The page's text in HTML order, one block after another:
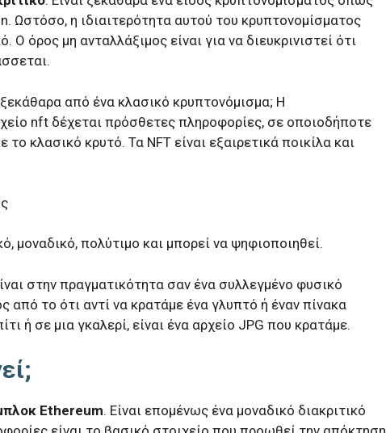
Ωστόσο, η ιδιαιτερότητα αυτού του κρυπτονομίσματος
Ο όρος μη ανταλλάξιμος είναι για να διευκρινιστεί ότι
ξεκάθαρα από ένα κλασικό κρυπτονόμισμα; Η
nft δέχεται πρόσθετες πληροφορίες, σε οποιοδήποτε
το κλασικό κρυτό. Τα NFT είναι εξαιρετικά ποικίλα και
μοναδικό, πολύτιμο και μπορεί να ψηφιοποιηθεί.
στην πραγματικότητα σαν ένα συλλεγμένο φυσικό
από το ότι αντί να κρατάμε ένα γλυπτό ή έναν πίνακα
ή σε μια γκαλερί, είναι ένα αρχείο JPG που κρατάμε.
Ethereum. Είναι επομένως ένα μοναδικό διακριτικό